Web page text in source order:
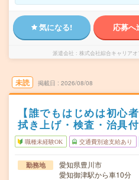
気になる! 応募へ
派遣会社 株式会社綜合キャリア
未読 掲載日 2026/08/08
【誰でもはじめは初心
拭き上げ・検査・治具
職種未経験OK 交通費別途支給あり
勤務地
愛知県豊川市
愛知御津駅から車10分